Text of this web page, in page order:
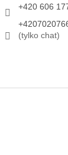
+420 606
(tylko chat)